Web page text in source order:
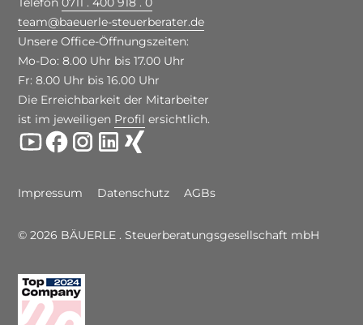
team@baeuerle-steuerberater.de
Unsere Office-Öffnungszeiten:
Mo-Do: 8.00 Uhr bis 17.00 Uhr
Fr: 8.00 Uhr bis 16.00 Uhr
Die Erreichbarkeit der Mitarbeiter
ist im jeweiligen Profil ersichtlich.
Impressum Datenschutz AGBs
© 2026 BÄUERLE . Steuerberatungsgesellschaft mbH